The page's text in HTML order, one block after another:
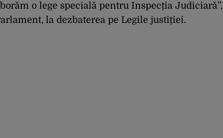
o lege specială pentru Inspecția Judiciară”,
la dezbaterea pe Legile justiției.